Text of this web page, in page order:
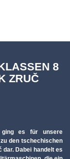
8
ZRUČ
ging es für unsere
den tschechischen
Dabei handelt es